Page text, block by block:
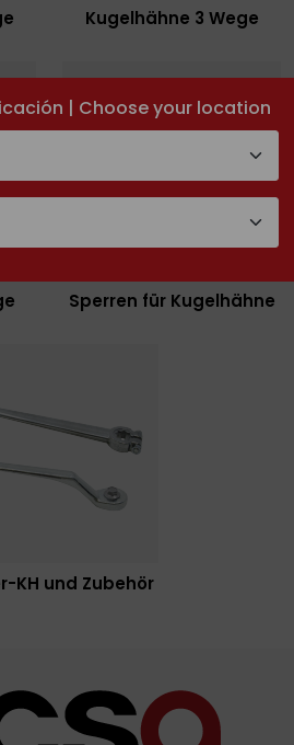
| Choose your location
Kugelhähne 3 Wege
Sperren für Kugelhähne
KH und Zubehör